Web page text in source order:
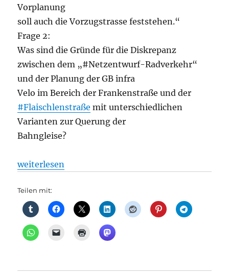
Vorplanung
soll auch die Vorzugstrasse feststehen.“
Frage 2:
Was sind die Gründe für die Diskrepanz
zwischen dem „#Netzentwurf-Radverkehr“
und der Planung der GB infra
Velo im Bereich der Frankenstraße und der
#Flaischlenstraße mit unterschiedlichen
Varianten zur Querung der
Bahngleise?
„Radverkehr: Panke-Trail I, aus Senat“
weiterlesen
Teilen mit: